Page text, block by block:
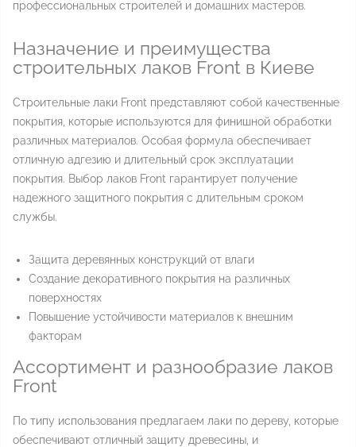
профессиональных строителей и домашних мастеров.
Назначение и преимущества
строительных лаков Front в Киеве
Строительные лаки Front представляют собой качественные
покрытия, которые используются для финишной обработки
различных материалов. Особая формула обеспечивает
отличную адгезию и длительный срок эксплуатации
покрытия. Выбор лаков Front гарантирует получение
надежного защитного покрытия с длительным сроком
службы.
Защита деревянных конструкций от влаги
Создание декоративного покрытия на различных
поверхностях
Повышение устойчивости материалов к внешним
факторам
Ассортимент и разнообразие лаков
Front
По типу использования предлагаем лаки по дереву, которые
обеспечивают отличный защиту древесины, и